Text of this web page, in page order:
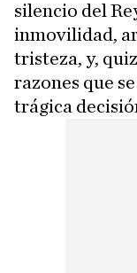
silencio del
inmovilidad,
tristeza, y,
razones que
trágica